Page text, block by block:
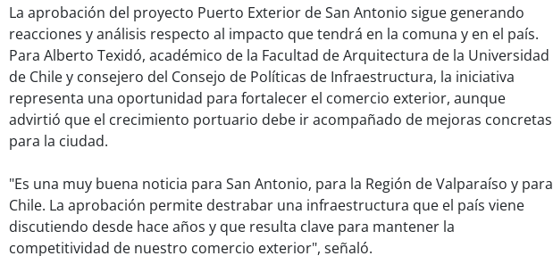
La aprobación del proyecto Puerto Exterior de San Antonio sigue generando
reacciones y análisis respecto al impacto que tendrá en la comuna y en el país.
Para Alberto Texidó, académico de la Facultad de Arquitectura de la Universidad
de Chile y consejero del Consejo de Políticas de Infraestructura, la iniciativa
representa una oportunidad para fortalecer el comercio exterior, aunque
advirtió que el crecimiento portuario debe ir acompañado de mejoras concretas
para la ciudad.
"Es una muy buena noticia para San Antonio, para la Región de Valparaíso y para
Chile. La aprobación permite destrabar una infraestructura que el país viene
discutiendo desde hace años y que resulta clave para mantener la
competitividad de nuestro comercio exterior", señaló.